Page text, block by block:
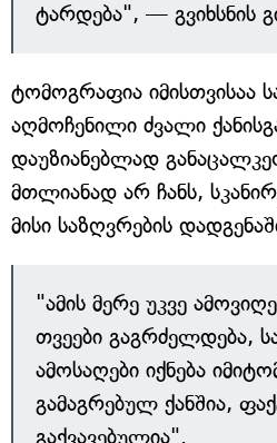
ტარდება", — გვიხსნის
ტომოგრაფია იმისთვისაა
აღმოჩენილი ძვალი
დაუზიანებლად
მთლიანად არ ჩანს,
მისი საზღვრების
"ამის მერე უკვე
თვეები გაგრძელდება,
ამოსაღები იქნება
გამაგრებულ ქანშია,
გაქვავებულია".